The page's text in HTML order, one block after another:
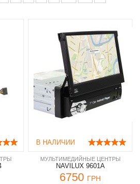
В НАЛИЧИИ
МУЛЬТИМЕДИЙНЫЕ ЦЕНТРЫ
NAVILUX 9601A
6750 ГРН